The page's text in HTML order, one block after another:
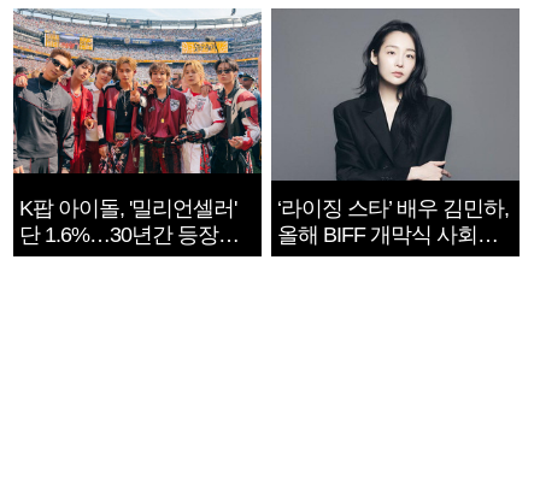
K팝 아이돌, '밀리언셀러'
단 1.6%…30년간 등장
1182개팀 전수조사
‘라이징 스타’ 배우 김민하,
올해 BIFF 개막식 사회자
확정